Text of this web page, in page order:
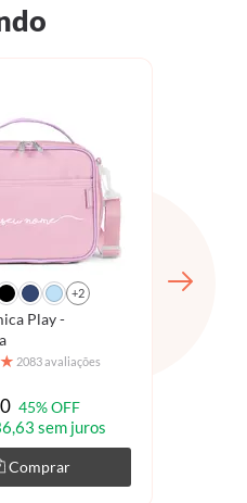
+2
Play -
★ 2083 avaliações
45% OFF
sem juros
Comprar